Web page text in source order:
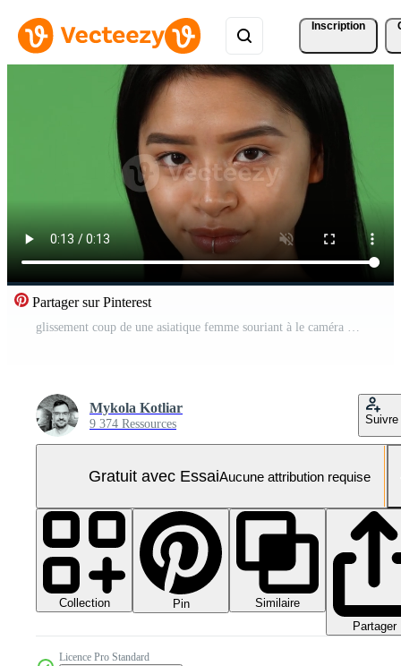
Inscription
Partager sur Pinterest
glissement coup de une asiatique femme souriant à le caméra Vidéo Pro
Mykola Kotliar
9 374 Ressources Suivre
Gratuit avec EssaiAucune attribution requise
Collection Pin
Similaire
Partager
Licence Pro Standard